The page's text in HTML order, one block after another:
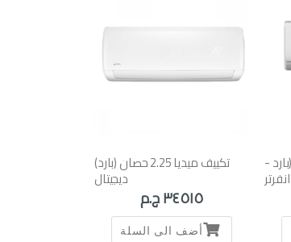
(بارد - تكييف ميديا 2.25 حصان (بارد)
ديجيتال
٣٤٥١٥ ج.م
أضف الى السلة